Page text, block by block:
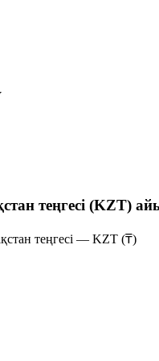
теңгесі (KZT)
теңгесі — KZT (₸)